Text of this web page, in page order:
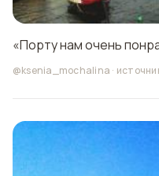
«Порту нам очень
@ksenia_mochalina ·